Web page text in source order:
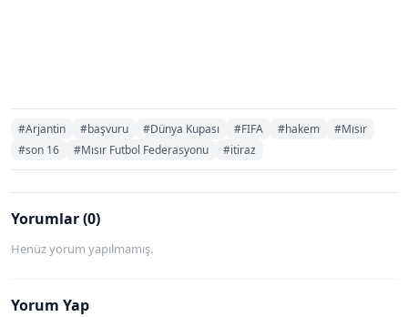
#Arjantin #başvuru #Dünya Kupası #FIFA #hakem
#Mısır
#son 16
#Mısır Futbol Federasyonu #itiraz
Yorumlar (0)
Henüz yorum yapılmamış.
Yorum Yap